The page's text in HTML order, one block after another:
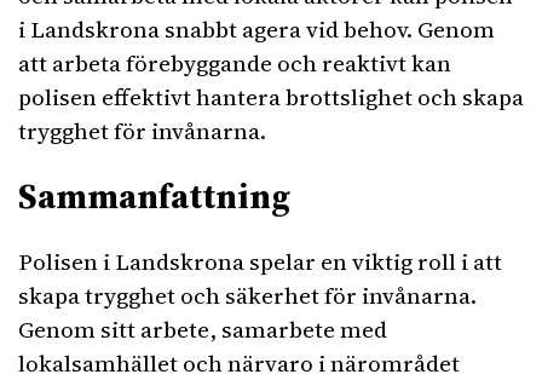
i Landskrona snabbt agera vid behov. Genom
att arbeta förebyggande och reaktivt kan
polisen effektivt hantera brottslighet och skapa
trygghet för invånarna.
Sammanfattning
Polisen i Landskrona spelar en viktig roll i att
skapa trygghet och säkerhet för invånarna.
Genom sitt arbete, samarbete med
lokalsamhället och närvaro i närområdet